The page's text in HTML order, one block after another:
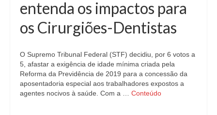
entenda os impactos para
os Cirurgiões-Dentistas
O Supremo Tribunal Federal (STF) decidiu, por 6 votos a
5, afastar a exigência de idade mínima criada pela
Reforma da Previdência de 2019 para a concessão da
aposentadoria especial aos trabalhadores expostos a
agentes nocivos à saúde. Com a … Conteúdo